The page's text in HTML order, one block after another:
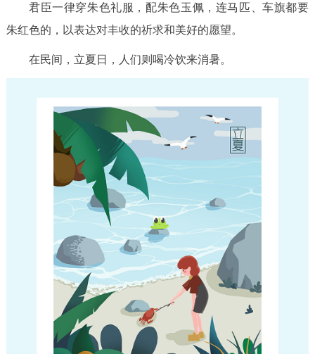
君臣一律穿朱色礼服，配朱色玉佩，连马匹、车旗都要
朱红色的，以表达对丰收的祈求和美好的愿望。
在民间，立夏日，人们则喝冷饮来消暑。